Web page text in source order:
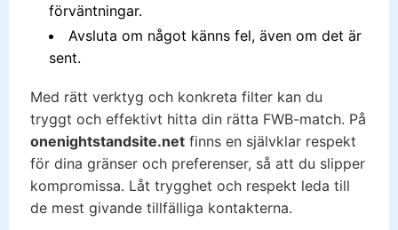
förväntningar.
Avsluta om något känns fel, även om det är
sent.
Med rätt verktyg och konkreta filter kan du
tryggt och effektivt hitta din rätta FWB-match. På
onenightstandsite.net finns en självklar respekt
för dina gränser och preferenser, så att du slipper
kompromissa. Låt trygghet och respekt leda till
de mest givande tillfälliga kontakterna.